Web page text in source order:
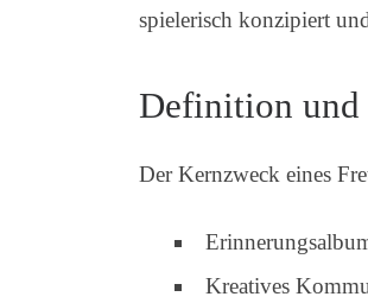
spielerisch konzipiert
Definition und
Der Kernzweck eines
Kreatives